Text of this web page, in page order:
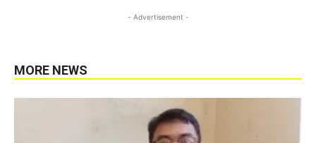
- Advertisement -
MORE NEWS